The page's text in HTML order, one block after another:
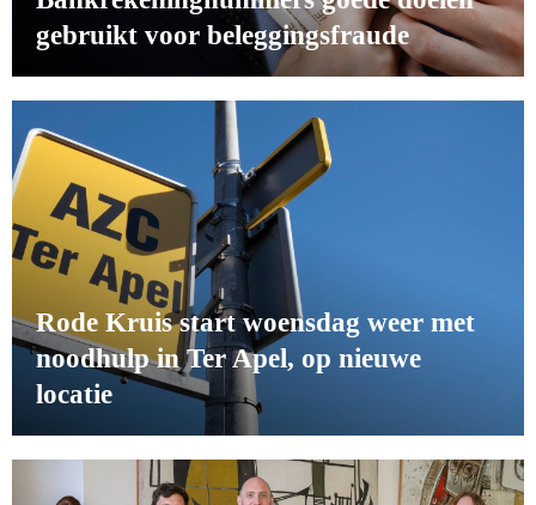
gebruikt voor beleggingsfraude
Rode Kruis start woensdag weer met
noodhulp in Ter Apel, op nieuwe
locatie